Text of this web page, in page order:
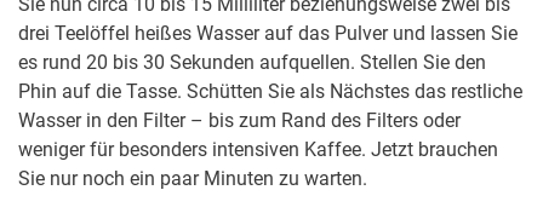
drei Teelöffel heißes Wasser auf das Pulver und lassen Sie
es rund 20 bis 30 Sekunden aufquellen. Stellen Sie den
Phin auf die Tasse. Schütten Sie als Nächstes das restliche
Wasser in den Filter – bis zum Rand des Filters oder
weniger für besonders intensiven Kaffee. Jetzt brauchen
Sie nur noch ein paar Minuten zu warten.